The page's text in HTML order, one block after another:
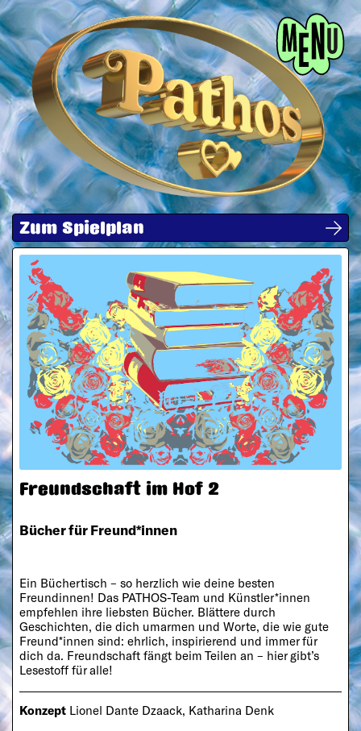
Menü
Zum Spielplan
Freundschaft im Hof 2
Bücher für Freund*innen
Ein Büchertisch – so herzlich wie deine besten
Freundinnen! Das PATHOS-Team und Künstler*innen
empfehlen ihre liebsten Bücher. Blättere durch
Geschichten, die dich umarmen und Worte, die wie gute
Freund*innen sind: ehrlich, inspirierend und immer für
dich da. Freundschaft fängt beim Teilen an – hier gibt’s
Lesestoff für alle!
Konzept Lionel Dante Dzaack, Katharina Denk